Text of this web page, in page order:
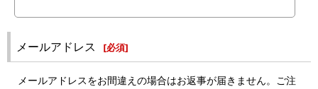
メールアドレス [必須]
メールアドレスをお間違えの場合はお返事が届きません。ご注